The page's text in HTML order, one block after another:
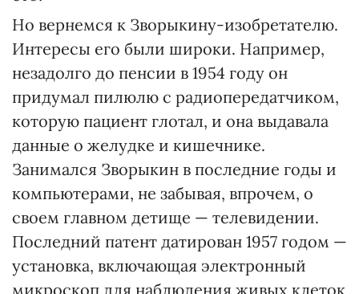
Но вернемся к Зворыкину-изобретателю.
Интересы его были широки. Например,
незадолго до пенсии в 1954 году он
придумал пилюлю с радиопередатчиком,
которую пациент глотал, и она выдавала
данные о желудке и кишечнике.
Занимался Зворыкин в последние годы и
компьютерами, не забывая, впрочем, о
своем главном детище — телевидении.
Последний патент датирован 1957 годом —
установка, включающая электронный
микроскоп для наблюдения живых клеток